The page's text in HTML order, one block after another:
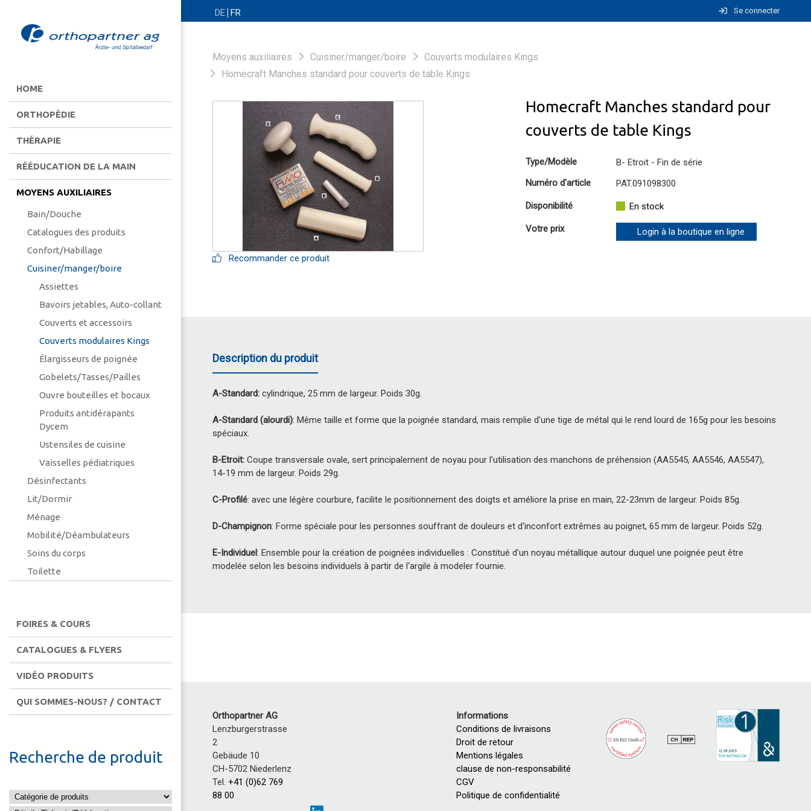
DE FR Se connecter
HOME
ORTHOPÉDIE
THÉRAPIE
RÉÉDUCATION DE LA MAIN
MOYENS AUXILIAIRES
Bain/Douche
Catalogues des produits
Confort/Habillage
Cuisiner/manger/boire
Assiettes
Bavoirs jetables, Auto-collant
Couverts et accessoirs
Couverts modulaires Kings
Élargisseurs de poignée
Gobelets/Tasses/Pailles
Ouvre bouteilles et bocaux
Produits antidérapants
Dycem
Ustensiles de cuisine
Vaisselles pédiatriques
Désinfectants
Lit/Dormir
Ménage
Mobilité/Déambulateurs
Soins du corps
Toilette
FOIRES & COURS
CATALOGUES & FLYERS
VIDÉO PRODUITS
QUI SOMMES-NOUS? / CONTACT
Recherche de produit
Moyens auxiliaires Cuisiner/manger/boire
Couverts modulaires Kings
Homecraft Manches standard pour couverts de table Kings
Recommander ce produit
Homecraft Manches standard pour
couverts de table Kings
Type/Modèle
B- Etroit - Fin de série
Numéro d'article
PAT.091098300
Disponibilité En stock
Votre prix Login à la boutique en ligne
Description du produit
A-Standard: cylindrique, 25 mm de largeur. Poids 30g.
A-Standard (alourdi): Même taille et forme que la poignée standard, mais remplie d'une tige de métal qui le rend lourd de 165g pour les besoins
spéciaux.
B-Etroit: Coupe transversale ovale, sert principalement de noyau pour l'utilisation des manchons de préhension (AA5545, AA5546, AA5547),
14-19 mm de largeur. Poids 29g.
C-Profilé: avec une légère courbure, facilite le positionnement des doigts et améliore la prise en main, 22-23mm de largeur. Poids 85g.
D-Champignon: Forme spéciale pour les personnes souffrant de douleurs et d'inconfort extrêmes au poignet, 65 mm de largeur. Poids 52g.
E-Individuel: Ensemble pour la création de poignées individuelles : Constitué d'un noyau métallique autour duquel une poignée peut être
modelée selon les besoins individuels à partir de l'argile à modeler fournie.
Orthopartner AG
Lenzburgerstrasse
2
Gebäude 10
CH-5702 Niederlenz
Tel.+41 (0)62 769
88 00
Informations
Conditions de livraisons
Droit de retour
Mentions légales
clause de non-responsabilité
CGV
Politique de confidentialité